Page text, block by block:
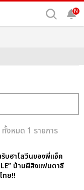
N
ทั้งหมด 1 รายการ
บฮาโลวีนของพี่แจ็ค
บ้านผีสิงแฟนตาซี
ทย!!